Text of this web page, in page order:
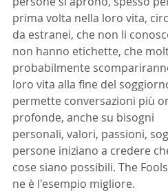
prima volta nella loro vita,
da estranei, che non li
non hanno etichette, che
probabilmente
loro vita alla fine del
permette conversazioni più
profonde, anche su bisogni
personali, valori, passioni,
persone iniziano a credere
cose siano possibili. The
ne è l'esempio migliore.